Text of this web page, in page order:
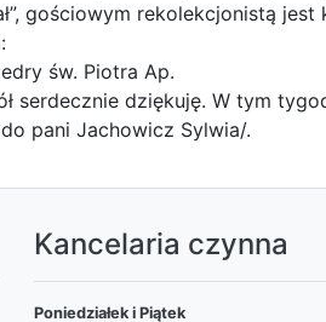
gościowym rekolekcjonistą
św. Piotra Ap.
serdecznie dziękuję. W tym
pani Jachowicz Sylwia/.
Kancelaria czynna
Poniedziałek i Piątek